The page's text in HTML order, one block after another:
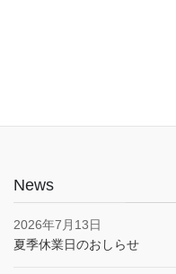
News
2026年7月13日
夏季休業日のおしらせ